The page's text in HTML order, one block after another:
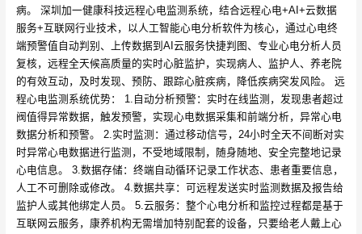
病。 深圳加一健康科技远程心电监测系统，结合远程心电+AI+云数据
服务+互联网行业技术，以人工智能心电分析软件为核心，通过心电终
端预警值自动判别、上传数据到AI云服务快捷判图、专业心电分析人员
复核，远程全天候高质量的实时心脏监护，实现病人、监护人、养老院
的有效互动，及时发现、预防、跟踪心脏疾病，降低疾病突发风险。 远
程心电监测系统优势： 1.自动分析预警：实时在线监测，发现患者超过
阀值得异常数据，触发预警，实现心电数据采集和前端分析，异常心电
数据分析和预警。 2.实时监测：通过移动信号，24小时全天不间断对实
时异常心电数据进行监测，不受地域限制，随身随地、安全完整地记录
心电信息。 3.数据存储：终端自动循环记录工作状态、患者重要信息，
人工不可删除或修改。 4.数据共享：可远程发送实时监测数据及报告给
监护人或其他绑定人员。 5.云服务：整个心电分析和监控过程都是基于
互联网云服务，康养机构无需增加特别配套的设备，只要给老人戴上心